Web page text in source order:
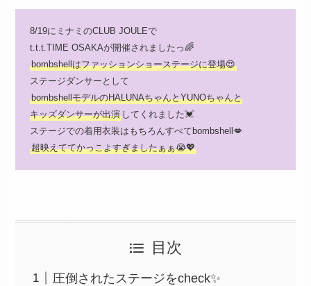
8/19にミナミのCLUB JOULEで
t.t.t.TIME OSAKAが開催されましたっ🌈
bombshellはファッションショーステージに登場😍
ステージダンサーとして
bombshellモデルのHALUNAちゃんとYUNOちゃんと
キッズダンサーが出演してくれました💓
ステージでの着用衣装はもちろんすべてbombshell💋
超映えててかっこよすぎましたぁぁ😭💖
目次
圧倒されたステージをcheck✨